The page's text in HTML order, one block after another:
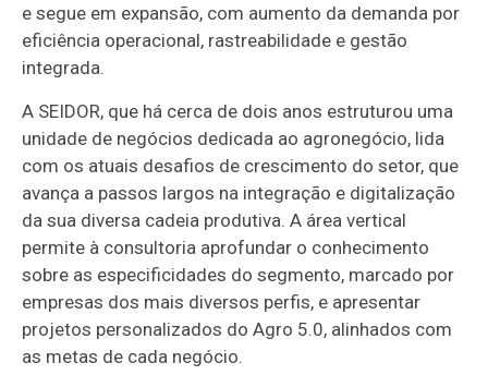
e segue em expansão, com aumento da demanda por
eficiência operacional, rastreabilidade e gestão
integrada.
A SEIDOR, que há cerca de dois anos estruturou uma
unidade de negócios dedicada ao agronegócio, lida
com os atuais desafios de crescimento do setor, que
avança a passos largos na integração e digitalização
da sua diversa cadeia produtiva. A área vertical
permite à consultoria aprofundar o conhecimento
sobre as especificidades do segmento, marcado por
empresas dos mais diversos perfis, e apresentar
projetos personalizados do Agro 5.0, alinhados com
as metas de cada negócio.